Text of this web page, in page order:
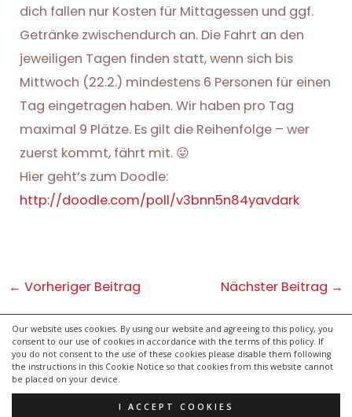
Our website uses cookies. By using our website and agreeing to this policy, you
consent to our use of cookies in accordance with the terms of this policy. If
you do not consent to the use of these cookies please disable them following
the instructions in this Cookie Notice so that cookies from this website cannot
be placed on your device.
I ACCEPT COOKIES
dich fallen nur Kosten für Mittagessen und ggf.
Getränke zwischendurch an. Die Fahrt an den
jeweiligen Tagen finden statt, wenn sich bis
Mittwoch (22.2.) mindestens 6 Personen für einen
Tag eingetragen haben. Wir haben pro Tag
maximal 9 Plätze. Es gilt die Reihenfolge – wer
zuerst kommt, fährt mit. 😛
Hier geht’s zum Doodle:
http://doodle.com/poll/v3bnn5n84yavdark
Post
← Vorheriger Beitrag Nächster Beitrag →
kontakt
impressum
datenschutzerklärung